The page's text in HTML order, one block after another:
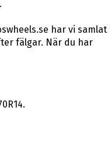
har vi samlat
fälgar. När du har